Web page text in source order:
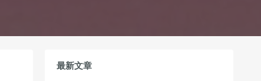
最新文章